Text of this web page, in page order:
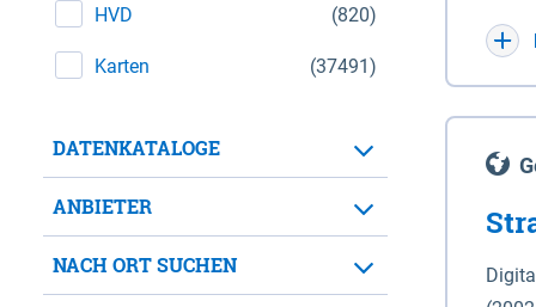
(820)
HVD
(37491)
Karten
DATENKATALOGE
ANBIETER
NACH ORT SUCHEN
WGS
für
der in